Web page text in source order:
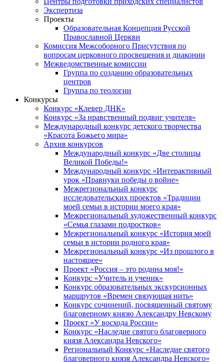
Экспертиза
Проекты
Образовательная Концепция Русской
Православной Церкви
Комиссия Межсоборного Присутствия по
вопросам церковного просвещения и диаконии
Межведомственные комиссии
Группа по созданию образовательных
центров
Группа по теологии
Конкурсы
Конкурс «Клевер ДНК»
Конкурс «За нравственный подвиг учителя»
Международный конкурс детского творчества
«Красота Божьего мира»
Архив конкурсов
Международный конкурс «Две столицы
Великой Победы!»
Международный конкурс «Интерактивный
урок «Правнуки победы о войне»
Межрегиональный конкурс
исследовательских проектов «Традиции
моей семьи в истории моего края»
Межрегиональный художественный конкурс
«Семья глазами подростков»
Межрегиональный конкурс «История моей
семьи в истории родного края»
Межрегиональный конкурс «Из прошлого в
настоящее»
Проект «Россия – это родина моя!»
Конкурс «Учитель и ученик»
Конкурс образовательных экскурсионных
маршрутов «Времен связующая нить»
Конкурс сочинений, посвященный святому
благоверному князю Александру Невскому
Проект «У восхода России»
Конкурс «Наследие святого благоверного
князя Александра Невского»
Региональный Конкурс «Наследие святого
благоверного князя Александра Невского»